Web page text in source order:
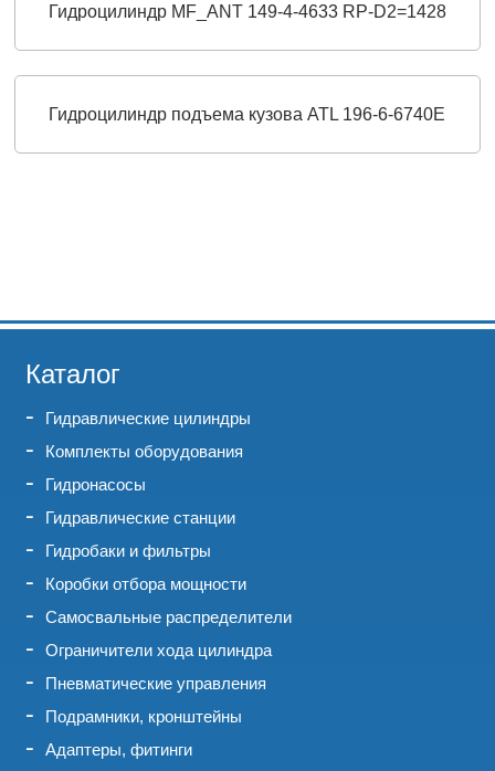
Гидроцилиндр MF_ANT 149-4-4633 RP-D2=1428
Гидроцилиндр подъема кузова ATL 196-6-6740Е
Каталог
Гидравлические цилиндры
Комплекты оборудования
Гидронасосы
Гидравлические станции
Гидробаки и фильтры
Коробки отбора мощности
Самосвальные распределители
Ограничители хода цилиндра
Пневматические управления
Подрамники, кронштейны
Адаптеры, фитинги